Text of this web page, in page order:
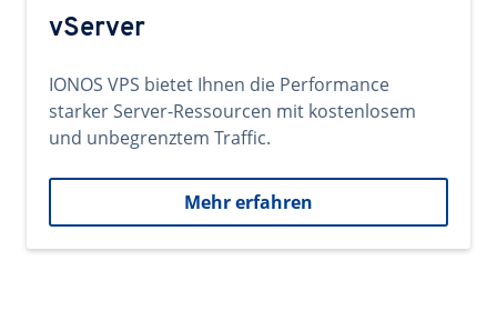
vServer
IONOS VPS bietet Ihnen die Performance
starker Server-Ressourcen mit kostenlosem
und unbegrenztem Traffic.
Mehr erfahren